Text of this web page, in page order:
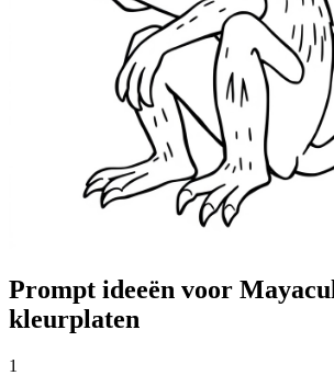
Prompt ideeën voor
kleurplaten
1